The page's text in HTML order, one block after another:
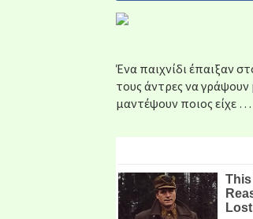
Ένα παιχνίδι έπαιξαν
τους άντρες να
μαντέψουν ποιος είχε …